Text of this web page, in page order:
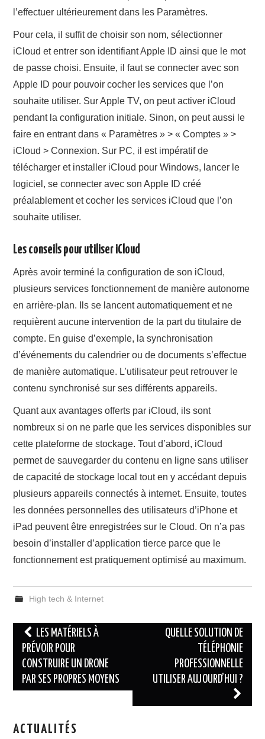
l’effectuer ultérieurement dans les Paramètres.
Pour cela, il suffit de choisir son nom, sélectionner
iCloud et entrer son identifiant Apple ID ainsi que le mot
de passe choisi. Ensuite, il faut se connecter avec son
Apple ID pour pouvoir cocher les services que l’on
souhaite utiliser. Sur Apple TV, on peut activer iCloud
pendant la configuration initiale. Sinon, on peut aussi le
faire en entrant dans « Paramètres » > « Comptes » >
iCloud > Connexion. Sur PC, il est impératif de
télécharger et installer iCloud pour Windows, lancer le
logiciel, se connecter avec son Apple ID créé
préalablement et cocher les services iCloud que l’on
souhaite utiliser.
Les conseils pour utiliser iCloud
Après avoir terminé la configuration de son iCloud,
plusieurs services fonctionnement de manière autonome
en arrière-plan. Ils se lancent automatiquement et ne
requièrent aucune intervention de la part du titulaire de
compte. En guise d’exemple, la synchronisation
d’événements du calendrier ou de documents s’effectue
de manière automatique. L’utilisateur peut retrouver le
contenu synchronisé sur ses différents appareils.
Quant aux avantages offerts par iCloud, ils sont
nombreux si on ne parle que les services disponibles sur
cette plateforme de stockage. Tout d’abord, iCloud
permet de sauvegarder du contenu en ligne sans utiliser
de capacité de stockage local tout en y accédant depuis
plusieurs appareils connectés à internet. Ensuite, toutes
les données personnelles des utilisateurs d’iPhone et
iPad peuvent être enregistrées sur le Cloud. On n’a pas
besoin d’installer d’application tierce parce que le
fonctionnement est pratiquement optimisé au maximum.
High tech & Internet
Navigation
des
articles
LES MATÉRIELS À
PRÉVOIR POUR
CONSTRUIRE UN DRONE
PAR SES PROPRES MOYENS
QUELLE SOLUTION DE
TÉLÉPHONIE
PROFESSIONNELLE
UTILISER AUJOURD’HUI ?
ACTUALITÉS